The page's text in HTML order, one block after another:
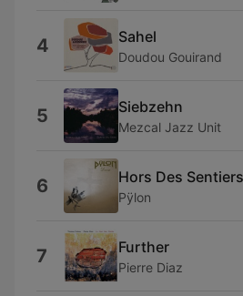
4 Sahel
Doudou Gouirand
5 Siebzehn
Mezcal Jazz Unit
6 Hors Des
Pÿlon
7 Further
Pierre Diaz